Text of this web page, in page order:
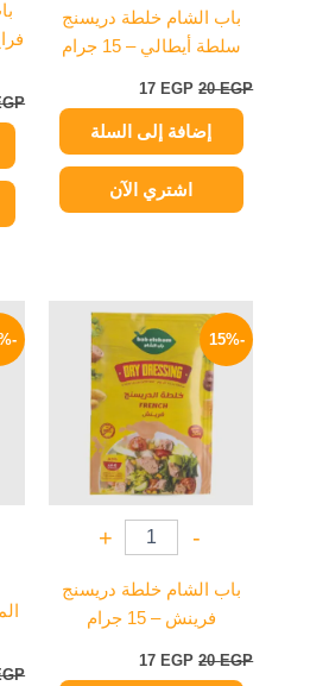
باب الشام خلطة دريسنج
سلطة أيطالي – 15 جرام
20EGP
17 EGP
إضافة إلى السلة
اشتري الآن
-15%
-
+
باب الشام خلطة دريسنج
فرينش – 15 جرام
20EGP
السعر
الأصلي
هو:
20 EGP.
17 EGP
السعر
الحالي
هو:
17 EGP.
-17%